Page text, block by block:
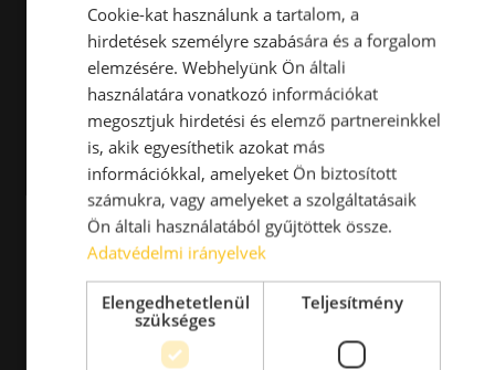
Cookie-kat használunk a tartalom, a
hirdetések személyre szabására és a forgalom
elemzésére. Webhelyünk Ön általi
használatára vonatkozó információkat
megosztjuk hirdetési és elemző partnereinkkel
is, akik egyesíthetik azokat más
információkkal, amelyeket Ön biztosított
számukra, vagy amelyeket a szolgáltatásaik
Ön általi használatából gyűjtöttek össze.
Adatvédelmi irányelvek
Elengedhetetlenül
szükséges
Teljesítmény